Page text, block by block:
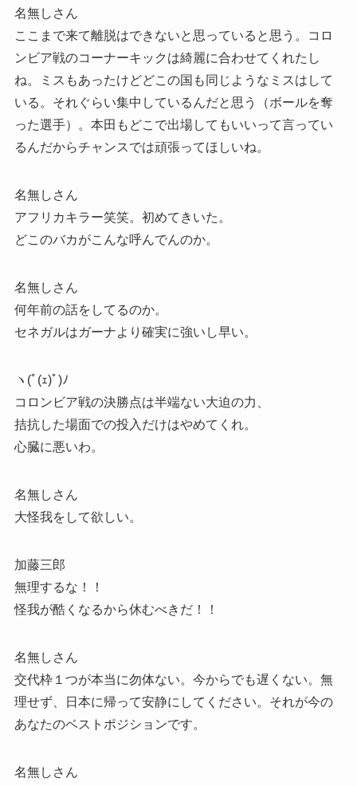
名無しさん
ここまで来て離脱はできないと思っていると思う。コロ
ンビア戦のコーナーキックは綺麗に合わせてくれたし
ね。ミスもあったけどどこの国も同じようなミスはして
いる。それぐらい集中しているんだと思う（ボールを奪
った選手）。本田もどこで出場してもいいって言ってい
るんだからチャンスでは頑張ってほしいね。
名無しさん
アフリカキラー笑笑。初めてきいた。
どこのバカがこんな呼んでんのか。
名無しさん
何年前の話をしてるのか。
セネガルはガーナより確実に強いし早い。
ヽ(ﾟ(ｪ)ﾟ)ﾉ
コロンビア戦の決勝点は半端ない大迫の力、
拮抗した場面での投入だけはやめてくれ。
心臓に悪いわ。
名無しさん
大怪我をして欲しい。
加藤三郎
無理するな！！
怪我が酷くなるから休むべきだ！！
名無しさん
交代枠１つが本当に勿体ない。今からでも遅くない。無
理せず、日本に帰って安静にしてください。それが今の
あなたのベストポジションです。
名無しさん